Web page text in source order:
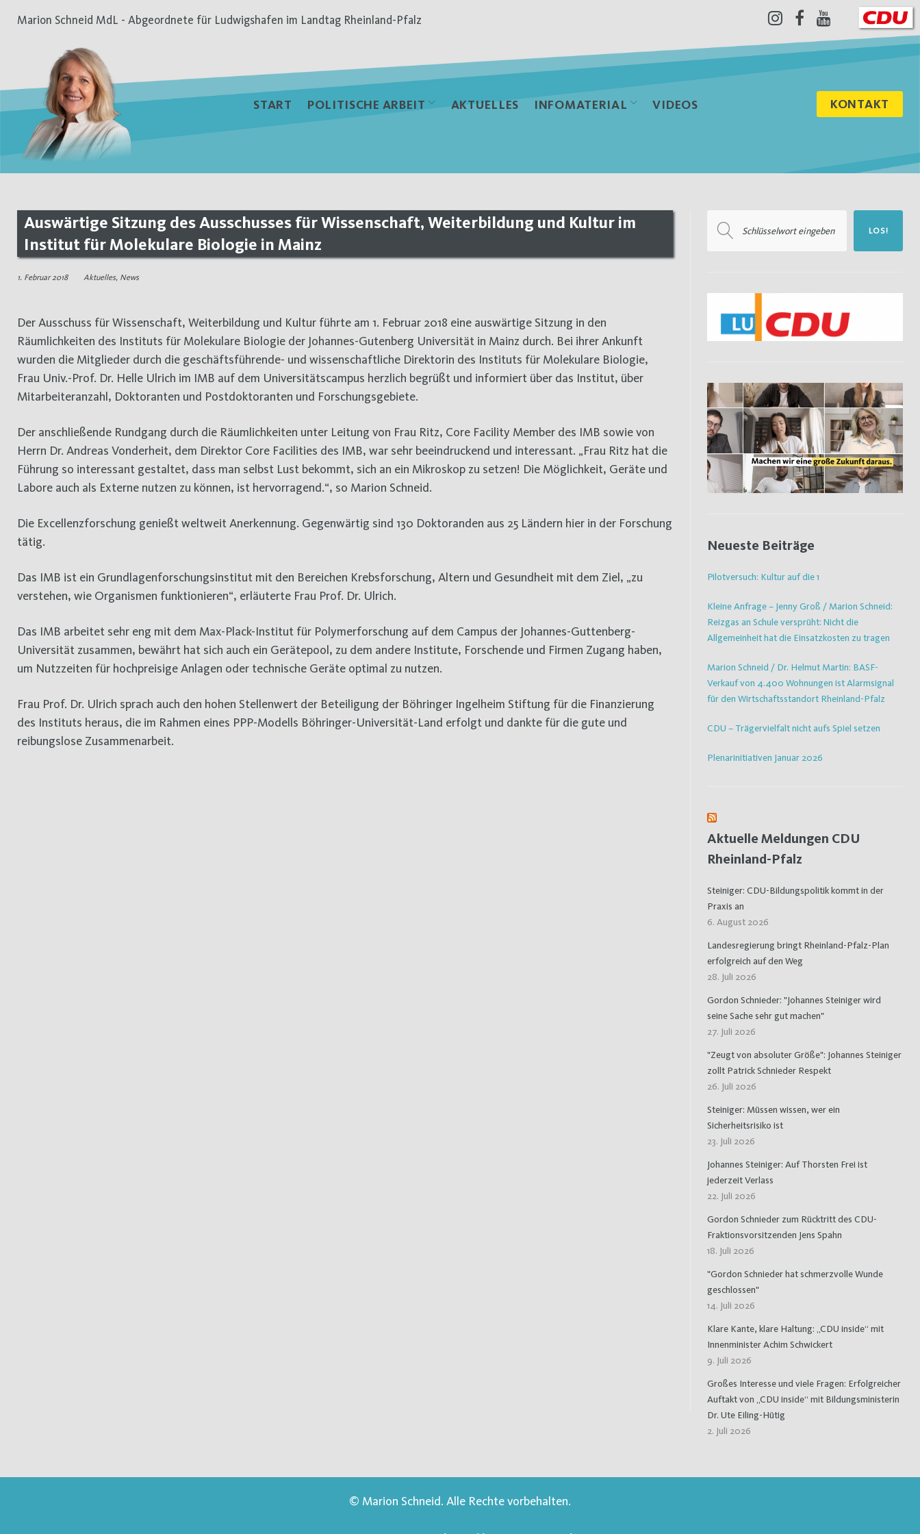
Inhalt
Marion Schneid MdL - Abgeordnete für Ludwigshafen im Landtag Rheinland-Pfalz
Instagram
Facebook
Youtube
START POLITISCHE ARBEIT AKTUELLES INFOMATERIAL VIDEOS KONTAKT
Auswärtige Sitzung des Ausschusses für Wissenschaft, Weiterbildung und Kultur im
Institut für Molekulare Biologie in Mainz
1. Februar 2018 Aktuelles, News
Der Ausschuss für Wissenschaft, Weiterbildung und Kultur führte am 1. Februar 2018 eine auswärtige Sitzung in den
Räumlichkeiten des Instituts für Molekulare Biologie der Johannes-Gutenberg Universität in Mainz durch. Bei ihrer Ankunft
wurden die Mitglieder durch die geschäftsführende- und wissenschaftliche Direktorin des Instituts für Molekulare Biologie,
Frau Univ.-Prof. Dr. Helle Ulrich im IMB auf dem Universitätscampus herzlich begrüßt und informiert über das Institut, über
Mitarbeiteranzahl, Doktoranten und Postdoktoranten und Forschungsgebiete.
Der anschließende Rundgang durch die Räumlichkeiten unter Leitung von Frau Ritz, Core Facility Member des IMB sowie von
Herrn Dr. Andreas Vonderheit, dem Direktor Core Facilities des IMB, war sehr beeindruckend und interessant. „Frau Ritz hat die
Führung so interessant gestaltet, dass man selbst Lust bekommt, sich an ein Mikroskop zu setzen! Die Möglichkeit, Geräte und
Labore auch als Externe nutzen zu können, ist hervorragend.“, so Marion Schneid.
Die Excellenzforschung genießt weltweit Anerkennung. Gegenwärtig sind 130 Doktoranden aus 25 Ländern hier in der Forschung
tätig.
Das IMB ist ein Grundlagenforschungsinstitut mit den Bereichen Krebsforschung, Altern und Gesundheit mit dem Ziel, „zu
verstehen, wie Organismen funktionieren“, erläuterte Frau Prof. Dr. Ulrich.
Das IMB arbeitet sehr eng mit dem Max-Plack-Institut für Polymerforschung auf dem Campus der Johannes-Guttenberg-
Universität zusammen, bewährt hat sich auch ein Gerätepool, zu dem andere Institute, Forschende und Firmen Zugang haben,
um Nutzzeiten für hochpreisige Anlagen oder technische Geräte optimal zu nutzen.
Frau Prof. Dr. Ulrich sprach auch den hohen Stellenwert der Beteiligung der Böhringer Ingelheim Stiftung für die Finanzierung
des Instituts heraus, die im Rahmen eines PPP-Modells Böhringer-Universität-Land erfolgt und dankte für die gute und
reibungslose Zusammenarbeit.
nach:
LOS!
Neueste Beiträge
Pilotversuch: Kultur auf die 1
Kleine Anfrage – Jenny Groß / Marion Schneid:
Reizgas an Schule versprüht: Nicht die
Allgemeinheit hat die Einsatzkosten zu tragen
Marion Schneid / Dr. Helmut Martin: BASF-
Verkauf von 4.400 Wohnungen ist Alarmsignal
für den Wirtschaftsstandort Rheinland-Pfalz
CDU – Trägervielfalt nicht aufs Spiel setzen
Plenarinitiativen Januar 2026
Aktuelle Meldungen CDU
Rheinland-Pfalz
Steiniger: CDU-Bildungspolitik kommt in der
Praxis an
6. August 2026
Landesregierung bringt Rheinland-Pfalz-Plan
erfolgreich auf den Weg
28. Juli 2026
Gordon Schnieder: "Johannes Steiniger wird
seine Sache sehr gut machen"
27. Juli 2026
"Zeugt von absoluter Größe": Johannes Steiniger
zollt Patrick Schnieder Respekt
26. Juli 2026
Steiniger: Müssen wissen, wer ein
Sicherheitsrisiko ist
23. Juli 2026
Johannes Steiniger: Auf Thorsten Frei ist
jederzeit Verlass
22. Juli 2026
Gordon Schnieder zum Rücktritt des CDU-
Fraktionsvorsitzenden Jens Spahn
18. Juli 2026
"Gordon Schnieder hat schmerzvolle Wunde
geschlossen"
14. Juli 2026
Klare Kante, klare Haltung: „CDU inside“ mit
Innenminister Achim Schwickert
9. Juli 2026
Großes Interesse und viele Fragen: Erfolgreicher
Auftakt von „CDU inside“ mit Bildungsministerin
Dr. Ute Eiling-Hütig
2. Juli 2026
© Marion Schneid. Alle Rechte vorbehalten.